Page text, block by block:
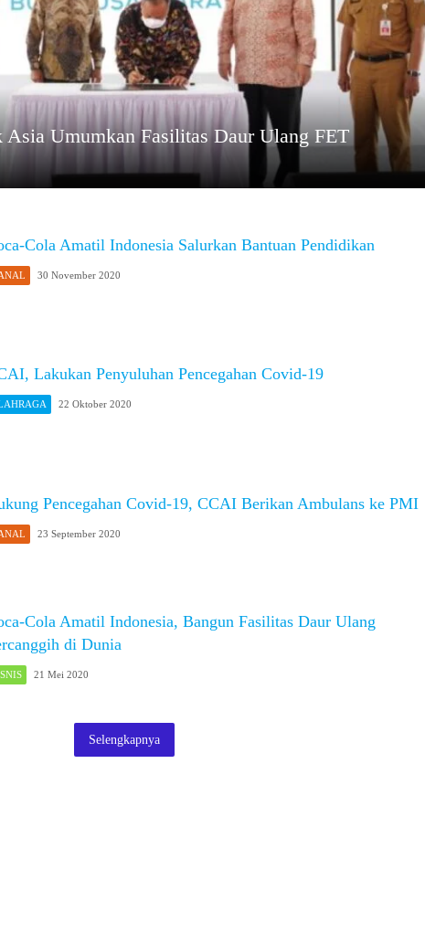
Umumkan Fasilitas Daur Ulang FET
Cola Amatil Indonesia Salurkan Bantuan Pendidikan
30 November 2020
Lakukan Penyuluhan Pencegahan Covid-19
22 Oktober 2020
Pencegahan Covid-19, CCAI Berikan Ambulans ke PMI
23 September 2020
Cola Amatil Indonesia, Bangun Fasilitas Daur Ulang
di Dunia
21 Mei 2020
Selengkapnya